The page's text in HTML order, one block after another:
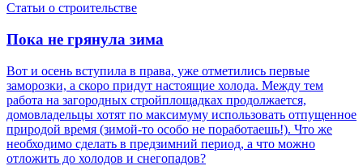
Статьи о строительстве
Пока не грянула зима
Вот и осень вступила в права, уже отметились первые
заморозки, а скоро придут настоящие холода. Между тем
работа на загородных стройплощадках продолжается,
домовладельцы хотят по максимуму использовать отпущенное
природой время (зимой-то особо не поработаешь!). Что же
необходимо сделать в предзимний период, а что можно
отложить до холодов и снегопадов?